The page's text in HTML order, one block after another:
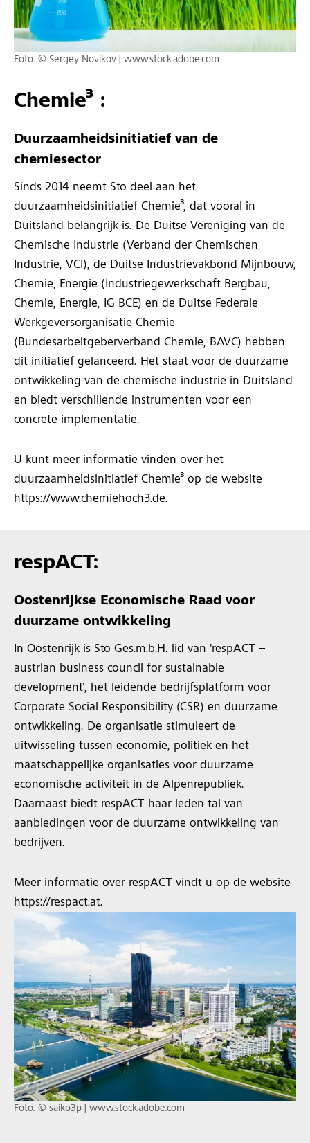
Chemie³ :
Duurzaamheidsinitiatief van de
chemiesector
Sinds 2014 neemt Sto deel aan het
duurzaamheidsinitiatief Chemie³, dat vooral in
Duitsland belangrijk is. De Duitse Vereniging van de
Chemische Industrie (Verband der Chemischen
Industrie, VCI), de Duitse Industrievakbond Mijnbouw,
Chemie, Energie (Industriegewerkschaft Bergbau,
Chemie, Energie, IG BCE) en de Duitse Federale
Werkgeversorganisatie Chemie
(Bundesarbeitgeberverband Chemie, BAVC) hebben
dit initiatief gelanceerd. Het staat voor de duurzame
ontwikkeling van de chemische industrie in Duitsland
en biedt verschillende instrumenten voor een
concrete implementatie.
U kunt meer informatie vinden over het
duurzaamheidsinitiatief Chemie³ op de website
https://www.chemiehoch3.de.
Foto: © Sergey Novikov | www.stock.adobe.com
respACT:
Oostenrijkse Economische Raad voor
duurzame ontwikkeling
In Oostenrijk is Sto Ges.m.b.H. lid van 'respACT –
austrian business council for sustainable
development', het leidende bedrijfsplatform voor
Corporate Social Responsibility (CSR) en duurzame
ontwikkeling. De organisatie stimuleert de
uitwisseling tussen economie, politiek en het
maatschappelijke organisaties voor duurzame
economische activiteit in de Alpenrepubliek.
Daarnaast biedt respACT haar leden tal van
aanbiedingen voor de duurzame ontwikkeling van
bedrijven.
Meer informatie over respACT vindt u op de website
https://respact.at.
Foto: © saiko3p | www.stock.adobe.com